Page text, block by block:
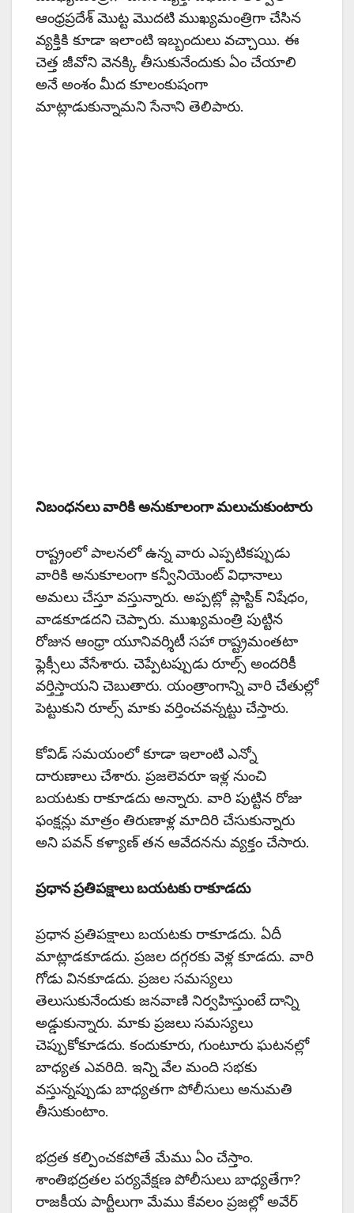
ఆంధ్రప్రదేశ్ మొట్ట మొదటి ముఖ్యమంత్రిగా చేసిన
వ్యక్తికి కూడా ఇలాంటి ఇబ్బందులు వచ్చాయి. ఈ
చెత్త జీవోని వెనక్కి తీసుకునేందుకు ఏం చేయాలి
అనే అంశం మీద కూలంకుషంగా
మాట్లాడుకున్నామని సేనాని తెలిపారు.
నిబంధనలు వారికి అనుకూలంగా మలుచుకుంటారు
రాష్ట్రంలో పాలనలో ఉన్న వారు ఎప్పటికప్పుడు
వారికి అనుకూలంగా కన్వీనియెంట్ విధానాలు
అమలు చేస్తూ వస్తున్నారు. అప్పట్లో ప్లాస్టిక్ నిషేధం,
వాడకూడదని చెప్పారు. ముఖ్యమంత్రి పుట్టిన
రోజున ఆంధ్రా యూనివర్శిటీ సహా రాష్ట్రమంతటా
ఫ్లెక్సీలు వేసేశారు. చెప్పేటప్పుడు రూల్స్ అందరికీ
వర్తిస్తాయని చెబుతారు. యంత్రాంగాన్ని వారి చేతుల్లో
పెట్టుకుని రూల్స్ మాకు వర్తించవన్నట్టు చేస్తారు.
కోవిడ్ సమయంలో కూడా ఇలాంటి ఎన్నో
దారుణాలు చేశారు. ప్రజలెవరూ ఇళ్ల నుంచి
బయటకు రాకూడదు అన్నారు. వారి పుట్టిన రోజు
ఫంక్షన్లు మాత్రం తిరుణాళ్ల మాదిరి చేసుకున్నారు
అని పవన్ కళ్యాణ్ తన ఆవేదనను వ్యక్తం చేసారు.
ప్రధాన ప్రతిపక్షాలు బయటకు రాకూడదు
ప్రధాన ప్రతిపక్షాలు బయటకు రాకూడదు. ఏదీ
మాట్లాడకూడదు. ప్రజల దగ్గరకు వెళ్ల కూడదు. వారి
గోడు వినకూడదు. ప్రజల సమస్యలు
తెలుసుకునేందుకు జనవాణి నిర్వహిస్తుంటే దాన్ని
అడ్డుకున్నారు. మాకు ప్రజలు సమస్యలు
చెప్పుకోకూడదు. కందుకూరు, గుంటూరు ఘటనల్లో
బాధ్యత ఎవరిది. ఇన్ని వేల మంది సభకు
వస్తున్నప్పుడు బాధ్యతగా పోలీసులు అనుమతి
తీసుకుంటాం.
భద్రత కల్పించకపోతే మేము ఏం చేస్తాం.
శాంతిభద్రతల పర్యవేక్షణ పోలీసులు బాధ్యతేగా?
రాజకీయ పార్టీలుగా మేము కేవలం ప్రజల్లో అవేర్